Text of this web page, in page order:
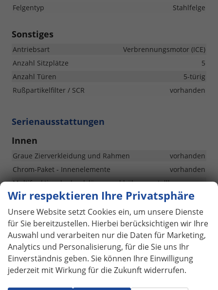
Felgentyp
Stahlfelge
Sonstiges
Antriebsart
Verbrennungsmotor (ICE)
Anzahl Sitzplätze
5
Anzahl Türen
5-türig
Rußpartikelfilter / SCR
vorhanden
Serienausstattungen
Innen
Graue Zierverkleidung und Rahmen
vorhanden
Chrom-Paket - Innenelemente
vorhanden
Multifunktionslenkrad, längs und höhenverstellbar
vorhanden
vorhanden
Höhenverstellbarer Sitz für Fahrer und Beifahrer
vorhanden
Sitzheizung vorne
vorhanden
Lordosenstützen an den Vordersitzen, manuell
vorhanden
Manuelle Klimaanlage
vorhanden
Wir respektieren Ihre Privatsphäre
Unsere Website setzt Cookies ein, um unsere Dienste
für Sie bereitzustellen. Hierbei berücksichtigen wir Ihre
Auswahl und verarbeiten nur die Daten für Marketing,
Analytics und Personalisierung, für die Sie uns Ihr
Einverständnis geben. Sie können Ihre Einwilligung
jederzeit mit Wirkung für die Zukunft widerrufen.